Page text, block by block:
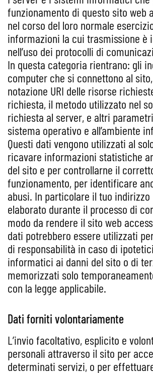
funzionamento di questo sito web
nel corso del loro normale
informazioni la cui trasmissione è
nell’uso dei protocolli di
In questa categoria rientrano: gli
computer che si connettono al
notazione URI delle risorse
richiesta, il metodo utilizzato nel
richiesta al server, e altri
sistema operativo e all’ambiente
Questi dati vengono utilizzati al
ricavare informazioni statistiche
del sito e per controllarne il
funzionamento, per identificare
abusi. In particolare il tuo indirizzo
elaborato durante il processo di
modo da rendere il sito web
dati potrebbero essere utilizzati
di responsabilità in caso di
informatici ai danni del sito o di
memorizzati solo
con la legge applicabile.
Dati forniti volontariamente
L’invio facoltativo, esplicito e
personali attraverso il sito per
determinati servizi, o per